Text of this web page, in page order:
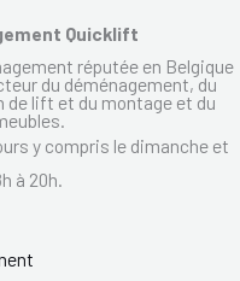
Quicklift
réputée en Belgique
du déménagement, du
de lift et du montage et du
y compris le dimanche et
à 20h.